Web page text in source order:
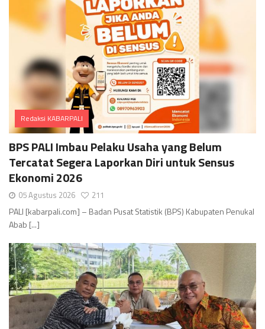
Redaksi KABARPALI
Comments
BPS PALI Imbau Pelaku Usaha yang Belum
Tercatat Segera Laporkan Diri untuk Sensus
Ekonomi 2026
05 Agustus 2026 211
PALI [kabarpali.com] – Badan Pusat Statistik (BPS) Kabupaten Penukal
Abab [...]